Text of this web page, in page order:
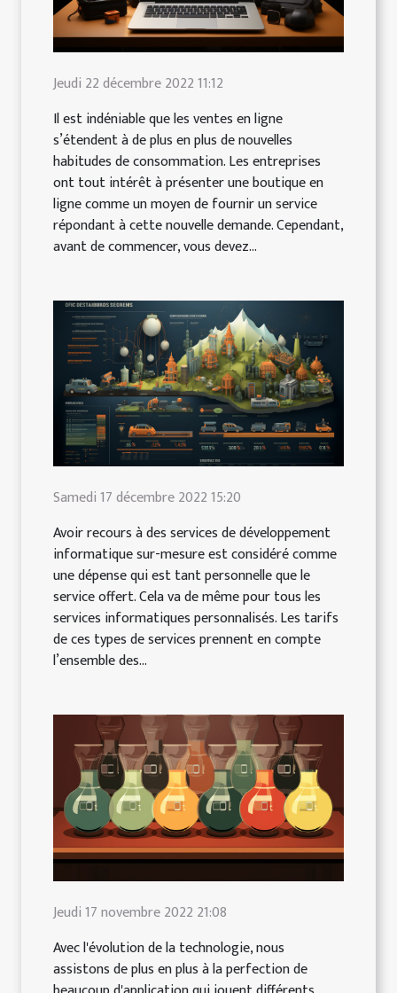
Jeudi 22 décembre 2022 11:12
Il est indéniable que les ventes en ligne
s’étendent à de plus en plus de nouvelles
habitudes de consommation. Les entreprises
ont tout intérêt à présenter une boutique en
ligne comme un moyen de fournir un service
répondant à cette nouvelle demande. Cependant,
avant de commencer, vous devez...
Samedi 17 décembre 2022 15:20
Avoir recours à des services de développement
informatique sur-mesure est considéré comme
une dépense qui est tant personnelle que le
service offert. Cela va de même pour tous les
services informatiques personnalisés. Les tarifs
de ces types de services prennent en compte
l’ensemble des...
Jeudi 17 novembre 2022 21:08
Avec l'évolution de la technologie, nous
assistons de plus en plus à la perfection de